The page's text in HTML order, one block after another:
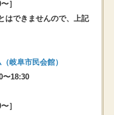
］
はできませんので、上記
岐⾩市⺠会館）
〜18:30
］